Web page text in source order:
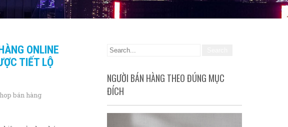
ONLINE
TIẾT LỘ
bán hàng
NGƯỜI BÁN HÀNG THEO ĐÚNG MỤC
ĐÍCH